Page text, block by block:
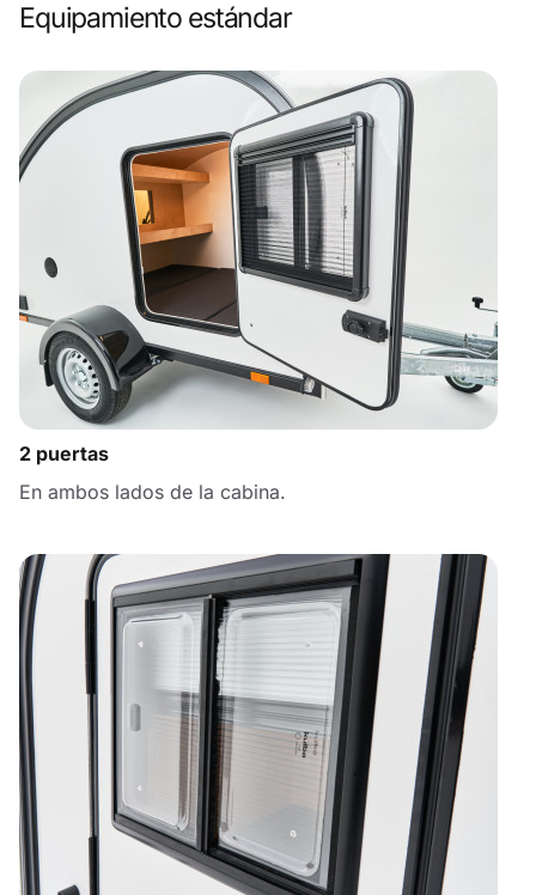
Equipamiento estándar
2 puertas
En ambos lados de la cabina.